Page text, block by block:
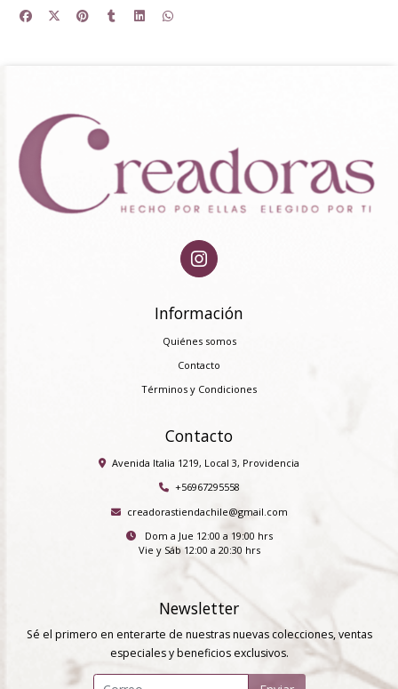
Información
Quiénes somos
Contacto
Términos y Condiciones
Contacto
Avenida Italia 1219, Local 3, Providencia
+56967295558
creadorastiendachile@gmail.com
Dom a Jue 12:00 a 19:00 hrs
Vie y Sáb 12:00 a 20:30 hrs
Newsletter
Sé el primero en enterarte de nuestras nuevas colecciones, ventas
especiales y beneficios exclusivos.